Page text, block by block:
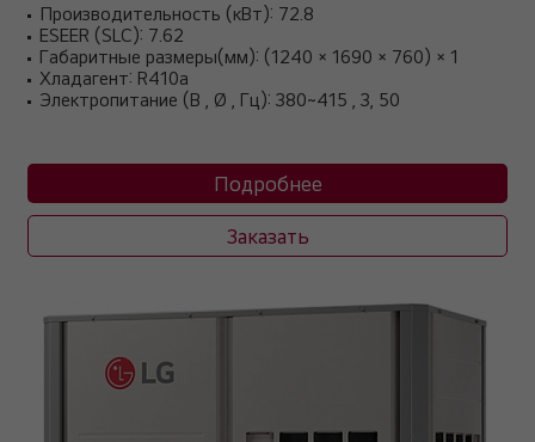
Производительность (кВт): 72.8
ESEER (SLC): 7.62
Габаритные размеры(мм): (1240 × 1690 × 760) × 1
Хладагент: R410a
Электропитание (В , Ø , Гц): 380~415 , 3, 50
Подробнее
Заказать